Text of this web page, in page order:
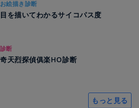
お絵描き診断
目を描いてわかるサイコパス度
診断
奇天烈探偵俱楽HO診断
もっと見る